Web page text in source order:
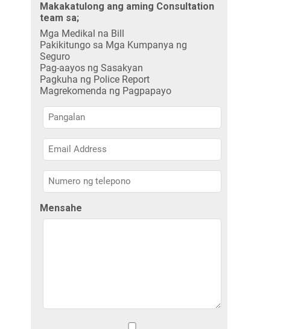
Makakatulong ang aming Consultation
team sa;
Mga Medikal na Bill
Pakikitungo sa Mga Kumpanya ng
Seguro
Pag-aayos ng Sasakyan
Pagkuha ng Police Report
Magrekomenda ng Pagpapayo
Pangalan
Pangalan
Pangalan
Mensahe